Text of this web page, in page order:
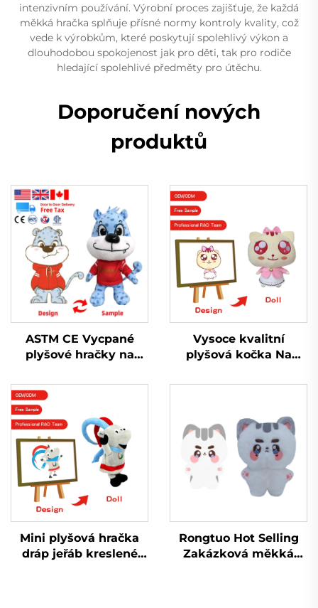
intenzivním používání. Výrobní proces zajišťuje, že každá
měkká hračka splňuje přísné normy kontroly kvality, což
vede k výrobkům, které poskytují spolehlivý výkon a
dlouhodobou spokojenost jak pro děti, tak pro rodiče
hledající spolehlivé předměty pro útěchu.
Doporučení nových
produktů
ASTM CE Vycpané
plyšové hračky na
vycpané plyšové
hračky na prodej
Vysoce kvalitní
plyšová kočka Na
plyšová plyšová
Mini plyšová hračka
dráp jeřáb kreslené
Rongtuo Hot Selling
Zakázková měkká